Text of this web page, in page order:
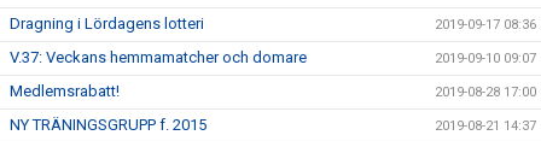
Dragning i Lördagens lotteri 2019-09-17 08:36
V.37: Veckans hemmamatcher och domare 2019-09-10 09:07
Medlemsrabatt! 2019-08-28 17:00
NY TRÄNINGSGRUPP f. 2015 2019-08-21 14:37